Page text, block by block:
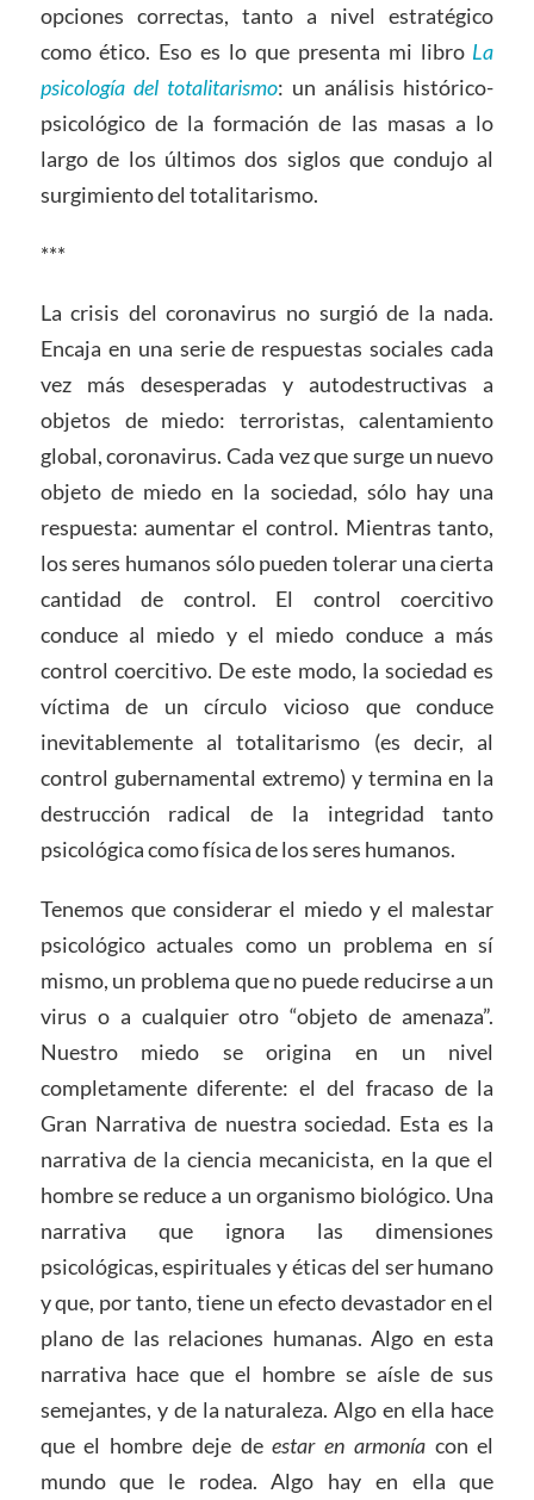
opciones correctas, tanto a nivel estratégico
como ético. Eso es lo que presenta mi libro La
psicología del totalitarismo: un análisis histórico-
psicológico de la formación de las masas a lo
largo de los últimos dos siglos que condujo al
surgimiento del totalitarismo.
***
La crisis del coronavirus no surgió de la nada.
Encaja en una serie de respuestas sociales cada
vez más desesperadas y autodestructivas a
objetos de miedo: terroristas, calentamiento
global, coronavirus. Cada vez que surge un nuevo
objeto de miedo en la sociedad, sólo hay una
respuesta: aumentar el control. Mientras tanto,
los seres humanos sólo pueden tolerar una cierta
cantidad de control. El control coercitivo
conduce al miedo y el miedo conduce a más
control coercitivo. De este modo, la sociedad es
víctima de un círculo vicioso que conduce
inevitablemente al totalitarismo (es decir, al
control gubernamental extremo) y termina en la
destrucción radical de la integridad tanto
psicológica como física de los seres humanos.
Tenemos que considerar el miedo y el malestar
psicológico actuales como un problema en sí
mismo, un problema que no puede reducirse a un
virus o a cualquier otro “objeto de amenaza”.
Nuestro miedo se origina en un nivel
completamente diferente: el del fracaso de la
Gran Narrativa de nuestra sociedad. Esta es la
narrativa de la ciencia mecanicista, en la que el
hombre se reduce a un organismo biológico. Una
narrativa que ignora las dimensiones
psicológicas, espirituales y éticas del ser humano
y que, por tanto, tiene un efecto devastador en el
plano de las relaciones humanas. Algo en esta
narrativa hace que el hombre se aísle de sus
semejantes, y de la naturaleza. Algo en ella hace
que el hombre deje deestar en armoníacon el
mundo que le rodea. Algo hay en ella que